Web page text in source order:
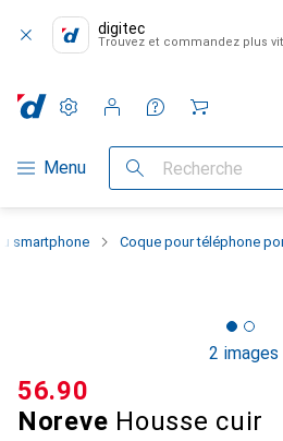
digitec
Trouvez et commandez plus
Navigation par catégorie
Menu Recherche
Paramètres
Compte client
Listes de comparaison
Listes d'envies
Panier
smartphone Coque pour téléphone
2 images
Noreve Housse cuir
CHF
56.90